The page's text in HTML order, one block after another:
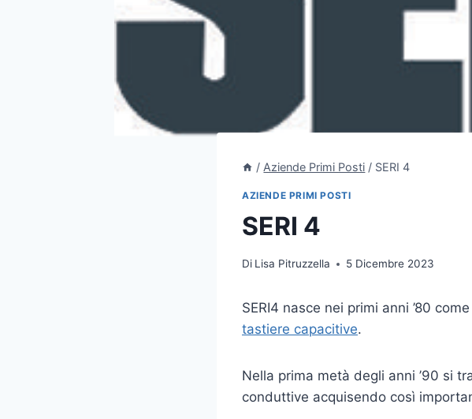
/ Aziende Primi Posti / SERI 4
AZIENDE PRIMI POSTI
SERI 4
Di Lisa Pitruzzella 5 Dicembre 2023
SERI4 nasce nei primi anni ’80
tastiere capacitive.
Nella prima metà degli anni ’90 si
conduttive acquisendo così